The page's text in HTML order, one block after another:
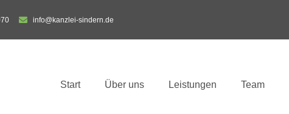
info@kanzlei-sindern.de
Start Über uns Leistungen Team